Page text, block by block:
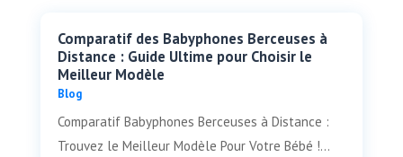
Comparatif des Babyphones Berceuses à
Distance : Guide Ultime pour Choisir le
Meilleur Modèle
Blog
Comparatif Babyphones Berceuses à Distance :
Trouvez le Meilleur Modèle Pour Votre Bébé !...